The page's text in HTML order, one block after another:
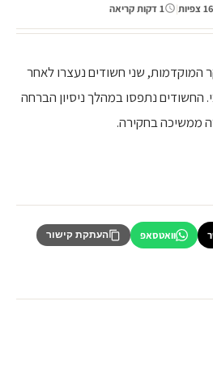
| 1 דקות קריאה
הבוקר המוקדמות, שני חשודים נעצרו לאחר
החשודים נתפסו במהלך ניסיון הברחה
ממשיכה בחקירה.
וואטסאפ העתקת קישור